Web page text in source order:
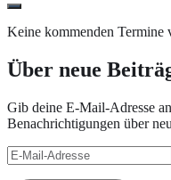
Keine kommenden Termine
Über neue
Gib deine E-Mail-Adresse
Benachrichtigungen über
E-
Mail-